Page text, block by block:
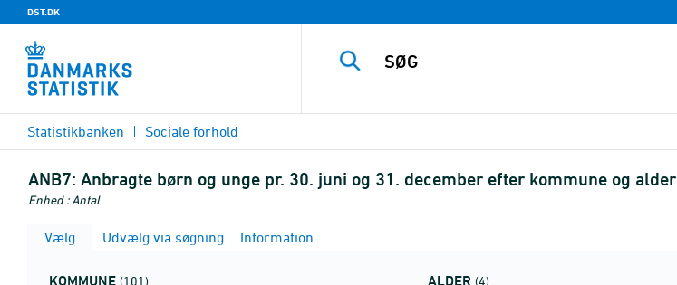
DST.DK
Statistikbanken Sociale forhold
ANB7: Anbragte børn og unge pr. 30. juni og 31. december efter kommune og alder
Enhed : Antal
Vælg
Udvælg via søgning Information
KOMMUNE (101) ALDER (4)